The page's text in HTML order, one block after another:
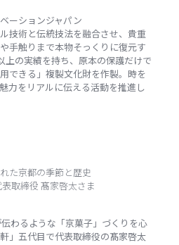
ーションジャパン
技術と伝統技法を融合させ、貴重
手触りまで本物そっくりに復元す
上の実績を持ち、原本の保護だけで
できる」複製文化財を作製。時を
力をリアルに伝える活動を推進し
た京都の季節と歴史
取締役 髙家啓太さま
わるような「京菓子」づくりを心
」五代目で代表取締役の髙家啓太